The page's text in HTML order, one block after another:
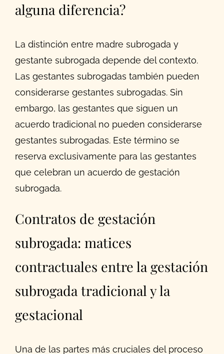
alguna diferencia?
La distinción entre madre subrogada y
gestante subrogada depende del contexto.
Las gestantes subrogadas también pueden
considerarse gestantes subrogadas. Sin
embargo, las gestantes que siguen un
acuerdo tradicional no pueden considerarse
gestantes subrogadas. Este término se
reserva exclusivamente para las gestantes
que celebran un acuerdo de gestación
subrogada.
Contratos de gestación
subrogada: matices
contractuales entre la gestación
subrogada tradicional y la
gestacional
Una de las partes más cruciales del proceso